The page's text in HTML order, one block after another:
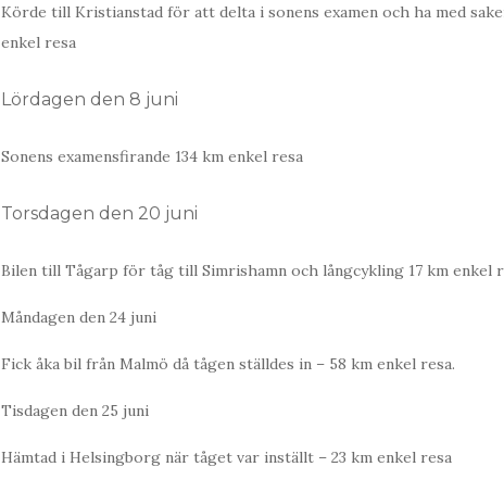
Körde till Kristianstad för att delta i sonens examen och ha med
enkel resa
Lördagen den 8 juni
Sonens examensfirande 134 km enkel resa
Torsdagen den 20 juni
Bilen till Tågarp för tåg till Simrishamn och långcykling 17 km enkel
Måndagen den 24 juni
Fick åka bil från Malmö då tågen ställdes in – 58 km enkel resa.
Tisdagen den 25 juni
Hämtad i Helsingborg när tåget var inställt – 23 km enkel resa